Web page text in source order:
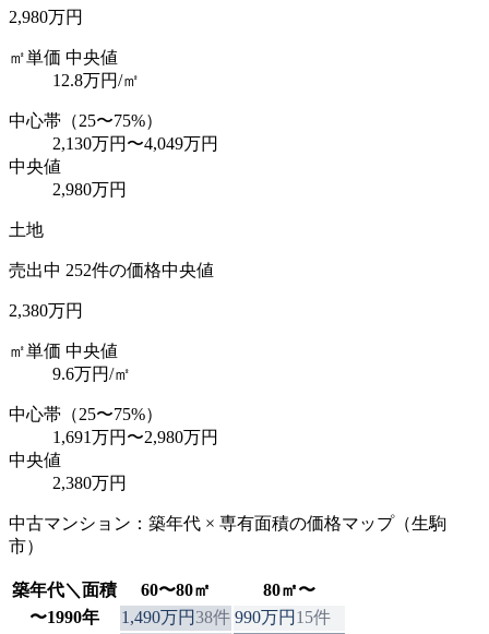
2,980万円
㎡単価 中央値
12.8万円/㎡
中心帯（25〜75%）
2,130万円 〜4,049万円
中央値
2,980万円
土地
売出中 252件の価格中央値
2,380万円
㎡単価 中央値
9.6万円/㎡
中心帯（25〜75%）
1,691万円 〜2,980万円
中央値
2,380万円
中古マンション：築年代 × 専有面積の価格マップ（生駒
市）
築年代＼面積 60〜80㎡
80㎡〜
〜1990年
1,490万円38件 990万円 15件